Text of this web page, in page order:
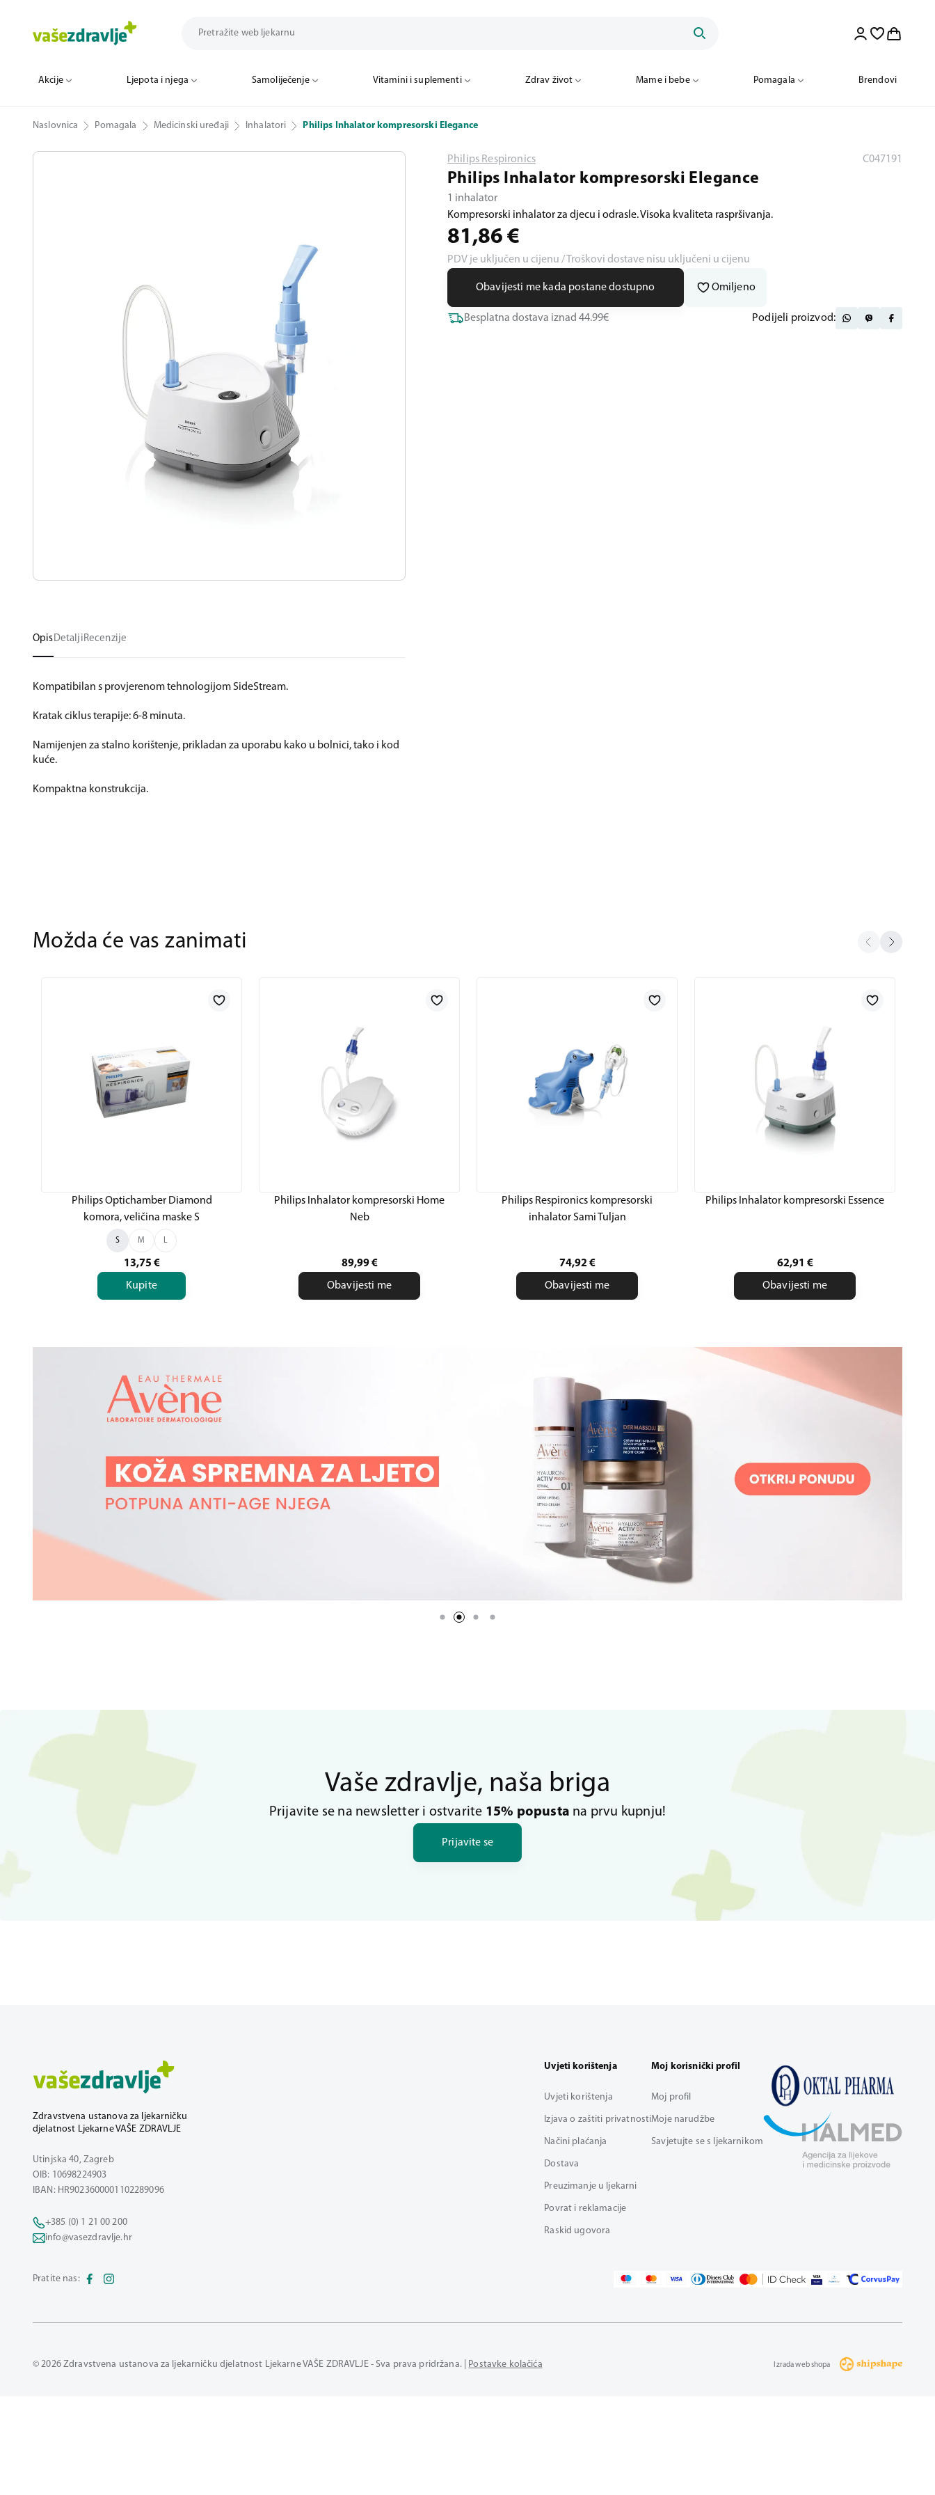
Akcije Ljepota i njega Samoliječenje Vitamini i suplementi Zdrav život Mame i bebe Pomagala Brendovi
Naslovnica Pomagala Medicinski uređaji Inhalatori Philips Inhalator kompresorski Elegance
OpisDetaljiRecenzije
Kompatibilan s provjerenom tehnologijom SideStream.
Kratak ciklus terapije: 6-8 minuta.
Namijenjen za stalno korištenje, prikladan za uporabu kako u bolnici, tako i kod
kuće.
Kompaktna konstrukcija.
Philips Respironics C047191
Philips Inhalator kompresorski Elegance
1 inhalator
Kompresorski inhalator za djecu i odrasle. Visoka kvaliteta raspršivanja.
81,86 €
PDV je uključen u cijenu / Troškovi dostave nisu uključeni u cijenu
Obavijesti me kada postane dostupno Omiljeno
Besplatna dostava iznad 44.99€ Podijeli proizvod:
Možda će vas zanimati
Philips Optichamber Diamond
komora, veličina maske S
S M L
13,75 €
Kupite
Philips Inhalator kompresorski Home
Neb
89,99 €
Obavijesti me
Philips Respironics kompresorski
inhalator Sami Tuljan
74,92 €
Obavijesti me
Philips Inhalator kompresorski Essence
62,91 €
Obavijesti me
Vaše zdravlje, naša briga
Prijavite se na newsletter i ostvarite 15% popusta na prvu kupnju!
Prijavite se
Zdravstvena ustanova za ljekarničku
djelatnost Ljekarne VAŠE ZDRAVLJE
Utinjska 40, Zagreb
OIB: 10698224903
IBAN: HR9023600001102289096
+385 (0) 1 21 00 200
info@vasezdravlje.hr
Uvjeti korištenja
Uvjeti korištenja
Izjava o zaštiti privatnosti
Načini plaćanja
Dostava
Preuzimanje u ljekarni
Povrat i reklamacije
Raskid ugovora
Moj korisnički profil
Moj profil
Moje narudžbe
Savjetujte se s ljekarnikom
Pratite nas:
© 2026 Zdravstvena ustanova za ljekarničku djelatnost Ljekarne VAŠE ZDRAVLJE - Sva prava pridržana. | Postavke kolačića Izrada web shopa